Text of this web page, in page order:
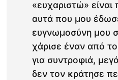
«ευχαριστώ» είναι
αυτά που μου
ευγνωμοσύνη μου
χάρισε έναν από
για συντροφιά,
δεν τον κράτησε